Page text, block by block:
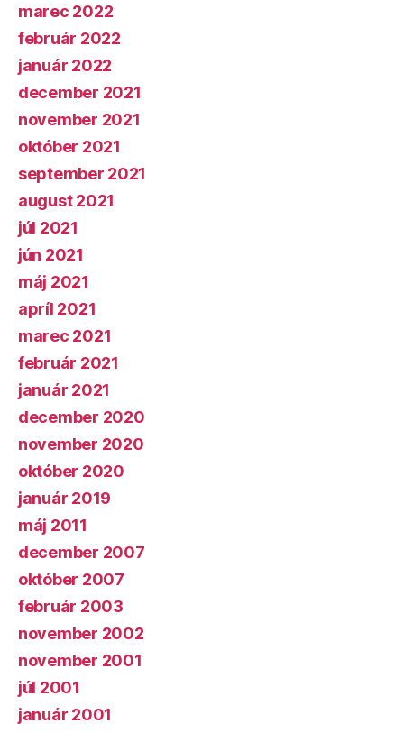
marec 2022
február 2022
január 2022
december 2021
november 2021
október 2021
september 2021
august 2021
júl 2021
jún 2021
máj 2021
apríl 2021
marec 2021
február 2021
január 2021
december 2020
november 2020
október 2020
január 2019
máj 2011
december 2007
október 2007
február 2003
november 2002
november 2001
júl 2001
január 2001